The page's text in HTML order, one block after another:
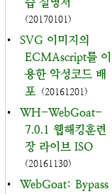
(20170101)
•
SVG 이미지의
ECMAscript를 이
용한 악성코드 배
포 (20161201)
•
WH-WebGoat-
7.0.1 웹해킹훈련
장 라이브 ISO
(20161130)
•
WebGoat: Bypass